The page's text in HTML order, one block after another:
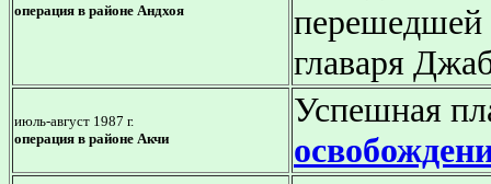
операция в районе Андхоя
перешедшей
главаря
июль-август 1987 г.
операция в районе Акчи
Успешная